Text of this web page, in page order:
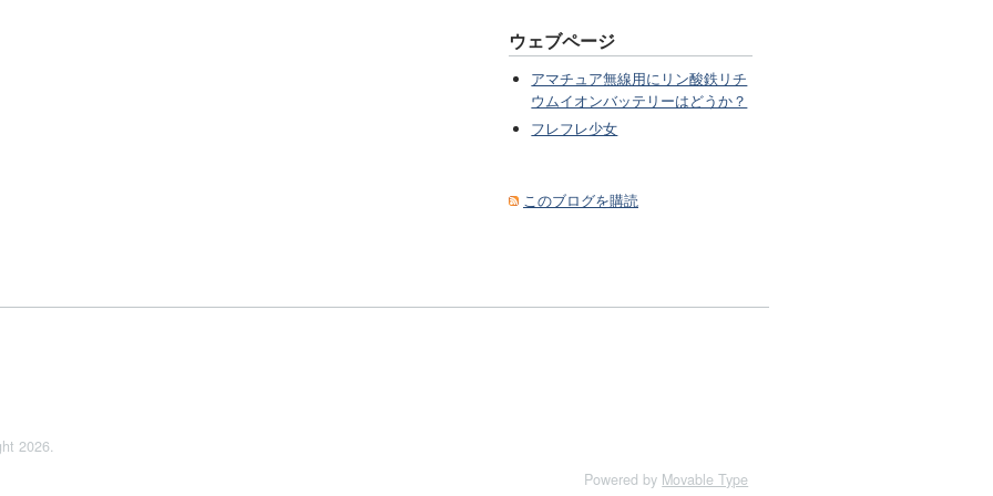
ウェブページ
アマチュア無線用にリン酸鉄リチ
ウムイオンバッテリーはどうか？
フレフレ少女
このブログを購読
2026.
Powered by Movable Type